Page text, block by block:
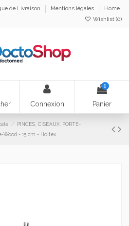
de Livraison Mentions légales
Home
Wishlist (0)
Connexion
0
Panier
PINCES, CISEAUX, PORTE-
Wood - 15 cm - Holtex